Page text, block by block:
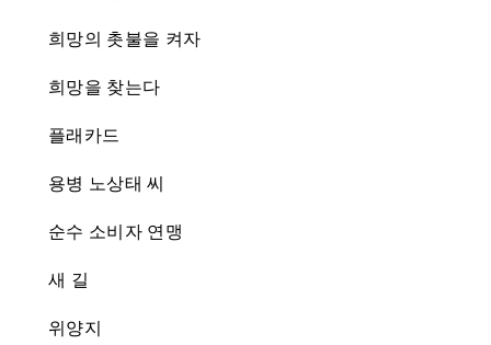
희망의 촛불을 켜자
희망을 찾는다
플래카드
용병 노상태 씨
순수 소비자 연맹
새 길
위양지